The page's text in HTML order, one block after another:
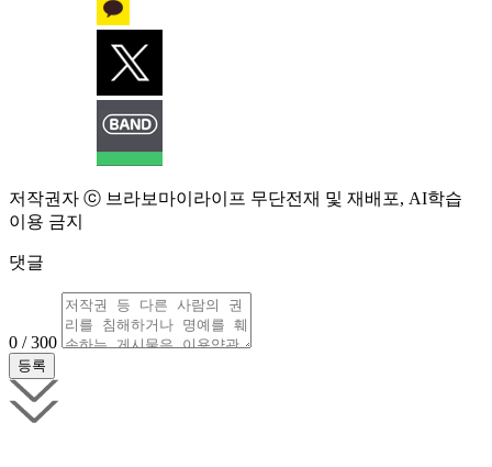
저작권자 ⓒ 브라보마이라이프 무단전재 및 재배포, AI학습
이용 금지
댓글
0 / 300